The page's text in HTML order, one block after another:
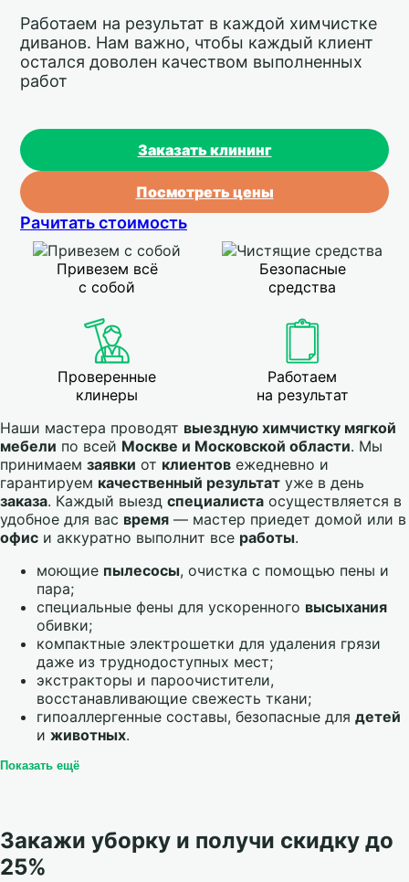
Работаем на результат в каждой химчистке
диванов. Нам важно, чтобы каждый клиент
остался доволен качеством выполненных
работ
Заказать клининг
Посмотреть цены
Рачитать стоимость
Привезем всё
с собой
Безопасные
средства
Проверенные
клинеры
Работаем
на результат
Наши мастера проводят выездную химчистку мягкой
мебели по всей Москве и Московской области. Мы
принимаем заявки от клиентов ежедневно и
гарантируем качественный результат уже в день
заказа. Каждый выезд специалиста осуществляется в
удобное для вас время — мастер приедет домой или в
офис и аккуратно выполнит все работы.
моющие пылесосы, очистка с помощью пены и
пара;
специальные фены для ускоренного высыхания
обивки;
компактные электрошетки для удаления грязи
даже из труднодоступных мест;
экстракторы и пароочистители,
восстанавливающие свежесть ткани;
гипоаллергенные составы, безопасные для детей
и животных.
Показать ещё
Закажи уборку и получи скидку до
25%